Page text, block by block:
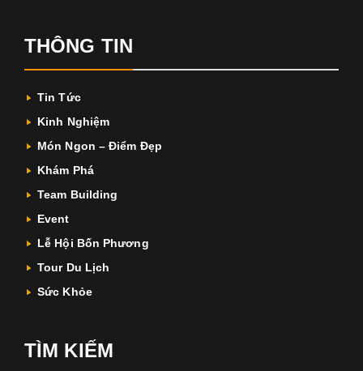
THÔNG TIN
Tin Tức
Kinh Nghiệm
Món Ngon – Điểm Đẹp
Khám Phá
Team Building
Event
Lễ Hội Bốn Phương
Tour Du Lịch
Sức Khỏe
TÌM KIẾM